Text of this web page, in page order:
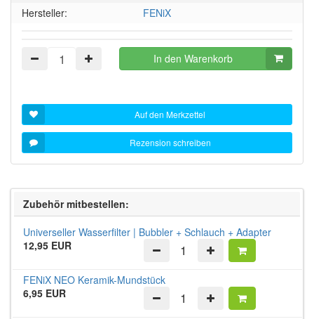
Hersteller:
FENiX
In den Warenkorb
Auf den Merkzettel
Rezension schreiben
Zubehör mitbestellen:
Universeller Wasserfilter | Bubbler + Schlauch + Adapter
12,95 EUR
FENiX NEO Keramik-Mundstück
6,95 EUR